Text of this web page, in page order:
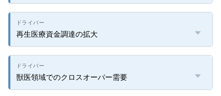
再生医療資金調達の拡大
獣医領域でのクロスオーバー需要